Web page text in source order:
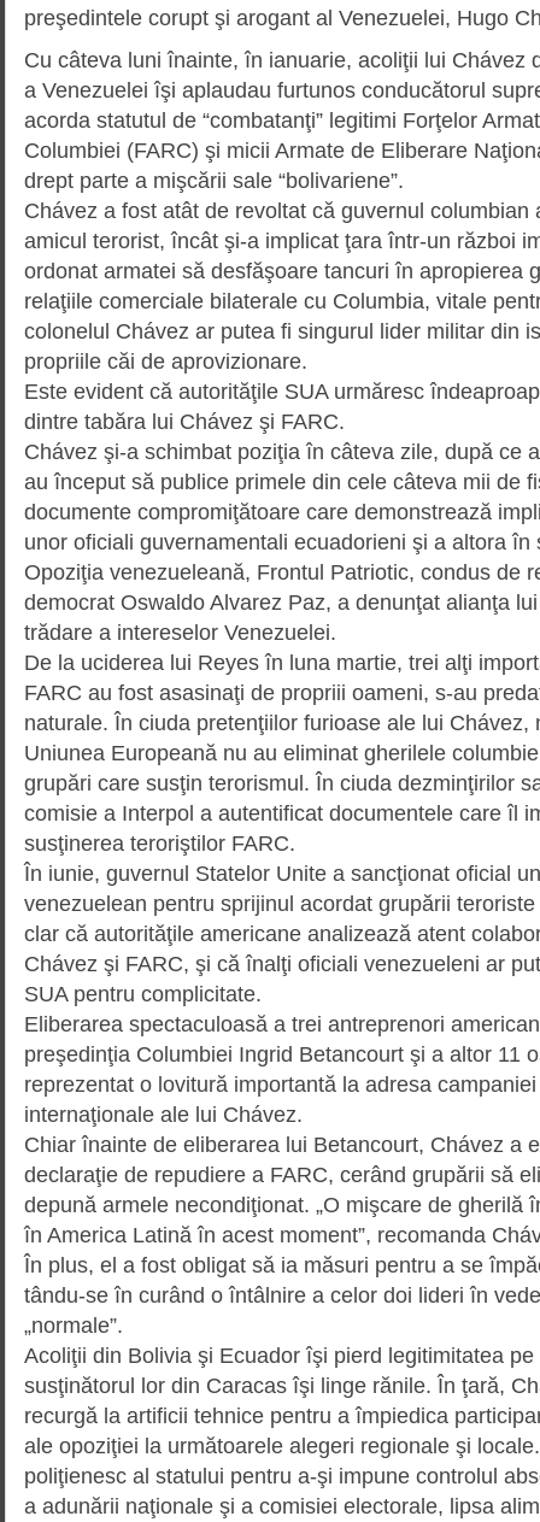
preşedintele corupt şi arogant al Venezuelei, Hugo
Cu câteva luni înainte, în ia­nuarie, acoliţii lui Chávez
a Venezuelei îşi aplaudau furtunos conducătorul
acorda statutul de “combatanţi” legi­timi Forţelor
Columbiei (FARC) şi micii Armate de Eli­berare
drept parte a mişcării sale “boli­va­riene”.
Chávez a fost atât de revoltat că guvernul columbian
amicul terorist, încât şi-a impli­cat ţara într-un război
ordonat armatei să desfăşoare tan­curi în apropierea
relaţiile comerciale bilaterale cu Columbia, vitale
colonelul Chávez ar putea fi singurul lider militar din
propriile căi de aprovizionare.
Este evident că autorităţile SUA urmăresc
dintre tabăra lui Chávez şi FARC.
Chávez şi-a schimbat poziţia în câteva zile, după ce
au început să publice primele din cele câteva mii de
documente compromiţătoare care demonstrează
unor oficiali guvernamentali ecuadorieni şi a altora în
Opoziţia venezueleană, Frontul Patriotic, condus de
democrat Oswaldo Alvarez Paz, a denunţat alianţa
trădare a intereselor Venezuelei.
De la uciderea lui Reyes în luna martie, trei alţi
FARC au fost asasinaţi de propriii oameni, s-au
naturale. În ciuda pretenţiilor furioase ale lui Chávez,
Uniunea Europeană nu au eliminat gherilele
grupări care susţin terorismul. În ciuda dezminţirilor
comisie a Interpol a autentificat do­cu­mentele care îl
susţinerea teroriştilor FARC.
În iunie, guvernul Statelor Unite a sanc­ţionat oficial
venezuelean pentru sprijinul acordat grupării
clar că autorităţile americane anali­zea­ză atent
Chávez şi FARC, şi că înalţi oficiali vene­zueleni ar
SUA pentru complicitate.
Eliberarea spectaculoasă a trei antre­prenori
preşedinţia Columbiei Ingrid Be­tan­court şi a altor 11
reprezentat o lovitură impor­tantă la adresa
internaţionale ale lui Chávez.
Chiar înainte de eliberarea lui Betancourt, Chávez a
declaraţie de repudiere a FARC, cerând grupării să
de­pună armele necondiţionat. „O miş­ca­re de gherilă
în America Latină în acest moment”, recomanda
În plus, el a fost obligat să ia mă­suri pentru a se
tându-se în curând o întâlnire a celor doi lideri în
„normale”.
Acoliţii din Bolivia şi Ecuador îşi pierd legitimitatea
susţinătorul lor din Caracas îşi linge rănile. În ţară,
recur­gă la artificii tehnice pentru a împie­dica
ale opoziţiei la următoarele ale­geri regionale şi
poliţienesc al statului pentru a-şi impune controlul
a adunării naţionale şi a comisiei electorale, lipsa